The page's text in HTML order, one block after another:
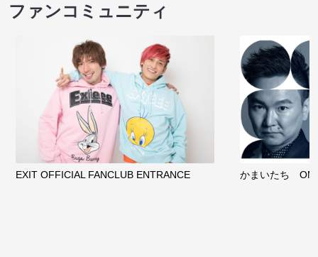
ファンコミュニティ
EXIT OFFICIAL FANCLUB ENTRANCE かまいたち